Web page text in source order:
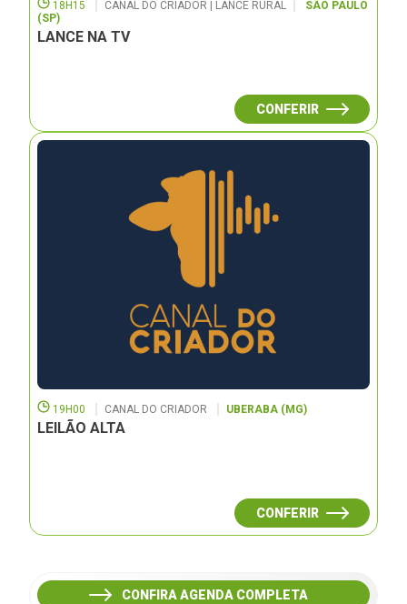
18H15 CANAL DO CRIADOR | LANCE RURAL
SÃO PAULO
(SP)
LANCE NA TV
CONFERIR
19H00 CANAL DO CRIADOR UBERABA (MG)
LEILÃO ALTA
CONFERIR
CONFIRA AGENDA COMPLETA